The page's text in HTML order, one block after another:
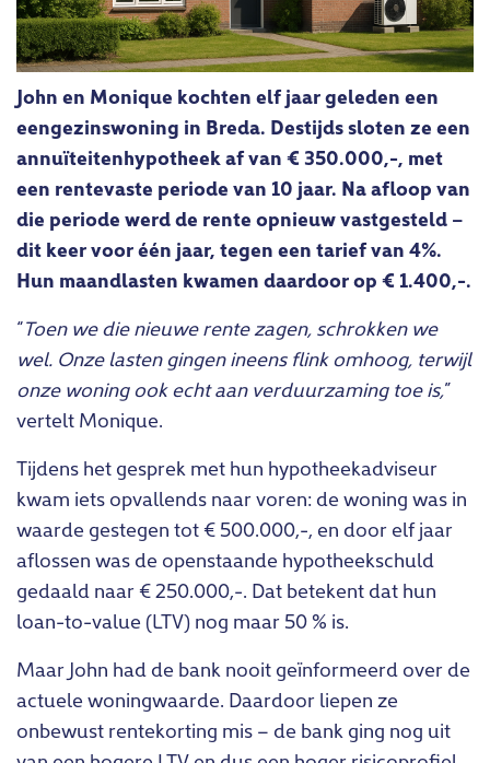
John en Monique kochten elf jaar geleden een
eengezinswoning in Breda. Destijds sloten ze een
annuïteitenhypotheek af van € 350.000,-, met
een rentevaste periode van 10 jaar. Na afloop van
die periode werd de rente opnieuw vastgesteld –
dit keer voor één jaar, tegen een tarief van 4%.
Hun maandlasten kwamen daardoor op € 1.400,-.
“Toen we die nieuwe rente zagen, schrokken we
wel. Onze lasten gingen ineens flink omhoog, terwijl
onze woning ook echt aan verduurzaming toe is,”
vertelt Monique.
Tijdens het gesprek met hun hypotheekadviseur
kwam iets opvallends naar voren: de woning was in
waarde gestegen tot € 500.000,-, en door elf jaar
aflossen was de openstaande hypotheekschuld
gedaald naar € 250.000,-. Dat betekent dat hun
loan-to-value (LTV) nog maar 50 % is.
Maar John had de bank nooit geïnformeerd over de
actuele woningwaarde. Daardoor liepen ze
onbewust rentekorting mis – de bank ging nog uit